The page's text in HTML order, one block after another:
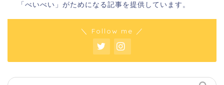
「べいべい」がためになる記事を提供しています。
＼ Follow me ／